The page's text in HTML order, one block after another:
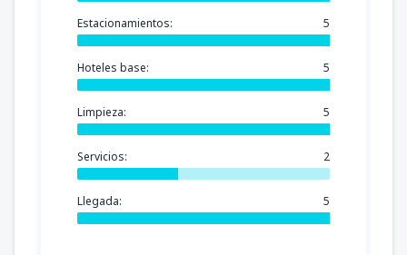
Estacionamientos: 5
Hoteles base: 5
Limpieza: 5
Servicios: 2
Llegada: 5